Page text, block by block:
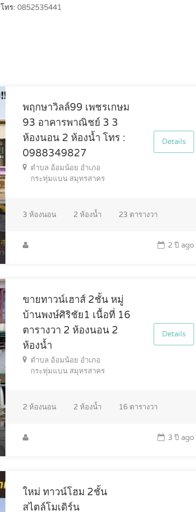
โทร:0852535441
พฤกษาวิลล์99 เพชรเกษม
93 อาคารพาณิชย์ 3 3
ห้องนอน 2 ห้องน้ำ โทร :
0988349827
ตำบล อ้อมน้อย อำเภอ
กระทุ่มแบน สมุทรสาคร
Details
3ห้องนอน 2ห้องน้ำ 23ตารางวา
2 ปี ago
ขายทาวน์เฮาส์ 2ชั้น หมู่
บ้านพงษ์ศิริชัย1 เนื้อที่ 16
ตารางวา 2 ห้องนอน 2
ห้องน้ำ
ตำบล อ้อมน้อย อำเภอ
กระทุ่มแบน สมุทรสาคร
Details
2ห้องนอน 2ห้องน้ำ 16ตารางวา
3 ปี ago
ใหม่ ทาวน์โฮม 2ชั้น
สไตล์โมเดิร์น